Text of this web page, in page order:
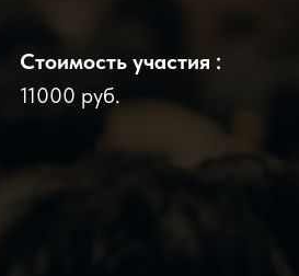
Стоимость участия :
11000 руб.